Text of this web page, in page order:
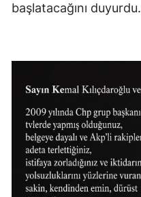
başlatacağını duyurdu.